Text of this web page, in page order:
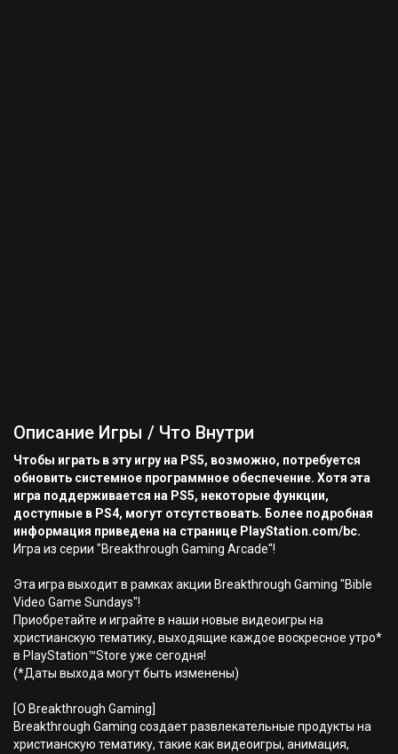
Описание Игры / Что Внутри
Чтобы играть в эту игру на PS5, возможно, потребуется
обновить системное программное обеспечение. Хотя эта
игра поддерживается на PS5, некоторые функции,
доступные в PS4, могут отсутствовать. Более подробная
информация приведена на странице PlayStation.com/bc.
Игра из серии "Breakthrough Gaming Arcade"!
Эта игра выходит в рамках акции Breakthrough Gaming "Bible
Video Game Sundays"!
Приобретайте и играйте в наши новые видеоигры на
христианскую тематику, выходящие каждое воскресное утро*
в PlayStation™Store уже сегодня!
(*Даты выхода могут быть изменены)
[О Breakthrough Gaming]
Breakthrough Gaming создает развлекательные продукты на
христианскую тематику, такие как видеоигры, анимация,